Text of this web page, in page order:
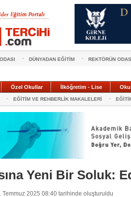
DÜNYADAN EĞİTİM REKTÖRÜN
Özel Okullar İlköğretim - Lise
EĞİTİM VE REHBERLİK MAKALELERİ
Yeni Bir Soluk:
Temmuz 2025 08:40 tarihinde oluşturuldu